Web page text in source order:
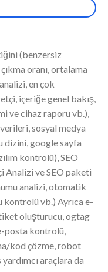
(benzersiz
oranı, ortalama
en çok
içeriğe genel bakış,
ve cihaz raporu vb.),
sosyal medya
dizini, google sayfa
kontrolü), SEO
Analizi ve SEO paketi
analizi, otomatik
kontrolü vb.) Ayrıca e-
oluşturucu, ogtag
posta kontrolü,
kod çözme, robot
araçlara da